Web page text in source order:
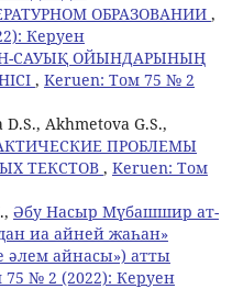
ОБРАЗОВАНИИ ,
Керуен
САУЫҚ ОЙЫНДАРЫНЫҢ
, Keruen: Том 75 № 2
Akhmetova G.S.,
ПРОБЛЕМЫ
ТЕКСТОВ , Keruen: Том
Әбу Насыр Мүбашшир ат-
иа aйней жаһан»
әлем айнасы») атты
№ 2 (2022): Керуен